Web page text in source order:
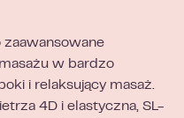
zaawansowane
w bardzo
i relaksujący masaż.
4D i elastyczna, SL-